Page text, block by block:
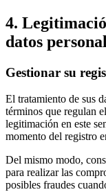
4.
datos
Gestionar su
El tratamiento de sus
términos que regulan
legitimación en este
momento del registro
Del mismo modo,
para realizar las
posibles fraudes